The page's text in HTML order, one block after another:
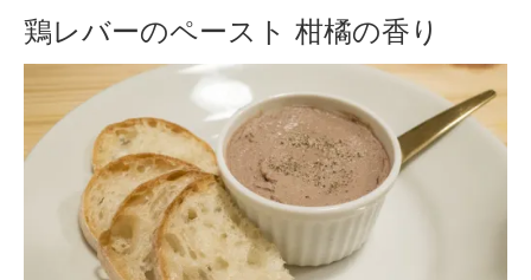
鶏レバーのペースト 柑橘の香り